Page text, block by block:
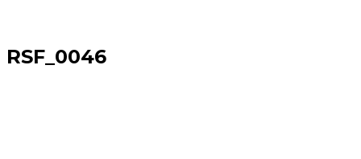
RSF_0046